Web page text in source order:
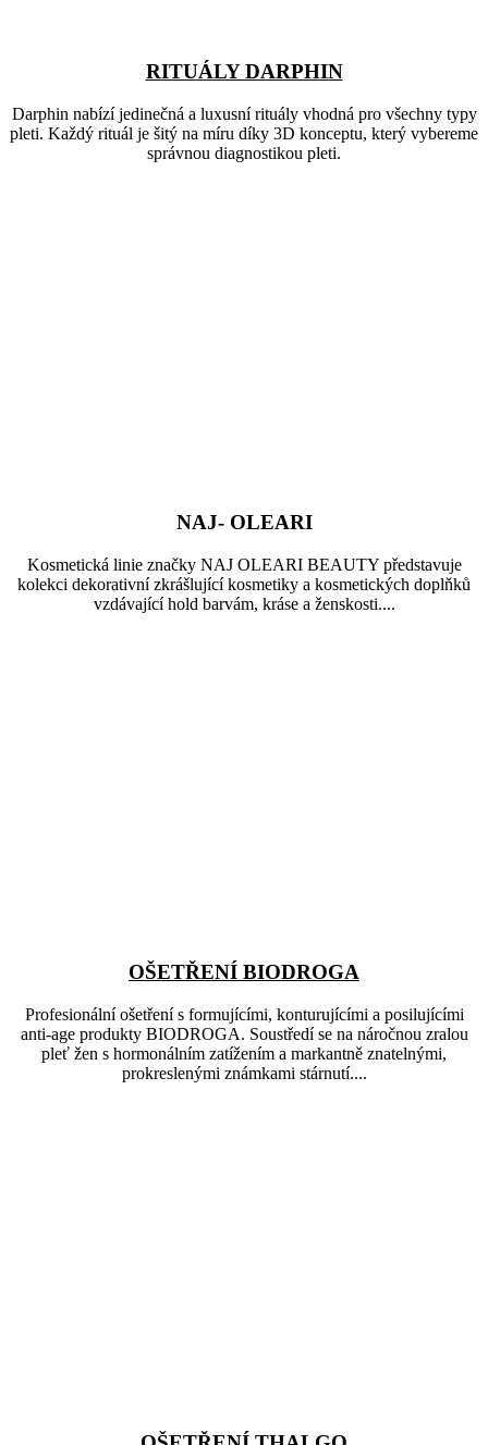
RITUÁLY DARPHIN
Darphin nabízí jedinečná a luxusní rituály vhodná pro všechny typy
pleti. Každý rituál je šitý na míru díky 3D konceptu, který vybereme
správnou diagnostikou pleti.
NAJ- OLEARI
Kosmetická linie značky NAJ OLEARI BEAUTY představuje
kolekci dekorativní zkrášlující kosmetiky a kosmetických doplňků
vzdávající hold barvám, kráse a ženskosti....
OŠETŘENÍ BIODROGA
Profesionální ošetření s formujícími, konturujícími a posilujícími
anti-age produkty BIODROGA. Soustředí se na náročnou zralou
pleť žen s hormonálním zatížením a markantně znatelnými,
prokreslenými známkami stárnutí....